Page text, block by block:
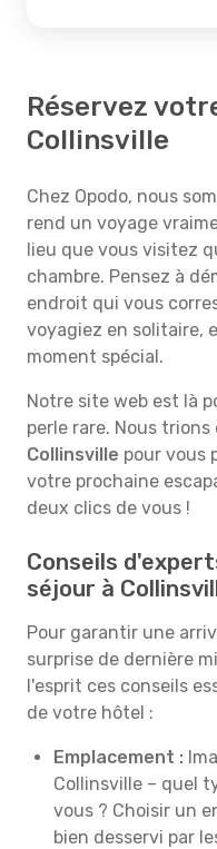
Réservez
Collinsville
Chez Opodo, nous
rend un voyage
lieu que vous visitez
chambre. Pensez à
endroit qui vous
voyagiez en solitaire,
moment spécial.
Notre site web est là
perle rare. Nous trions
Collinsville pour vous
votre prochaine
deux clics de vous !
Conseils
séjour à
Pour garantir une
surprise de dernière
l'esprit ces conseils
de votre hôtel :
Emplacement :
Collinsville – quel
vous ? Choisir un
bien desservi par